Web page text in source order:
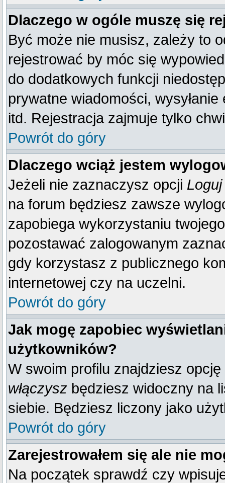
Dlaczego w ogóle muszę się
Być może nie musisz, zależy to
rejestrować by móc się
do dodatkowych funkcji
prywatne wiadomości,
itd. Rejestracja zajmuje tylko
Powrót do góry
Dlaczego wciąż jestem
Jeżeli nie zaznaczysz opcji
na forum będziesz zawsze
zapobiega wykorzystaniu
pozostawać zalogowanym
gdy korzystasz z publicznego
internetowej czy na uczelni.
Powrót do góry
Jak mogę zapobiec
użytkowników?
W swoim profilu znajdziesz opcję
włączysz będziesz widoczny na
siebie. Będziesz liczony jako
Powrót do góry
Zarejestrowałem się ale nie
Na początek sprawdź czy